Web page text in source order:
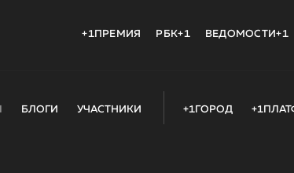
+1ПРЕМИЯ РБК+1 ВЕДОМОСТИ+1
БЛОГИ УЧАСТНИКИ +1ГОРОД